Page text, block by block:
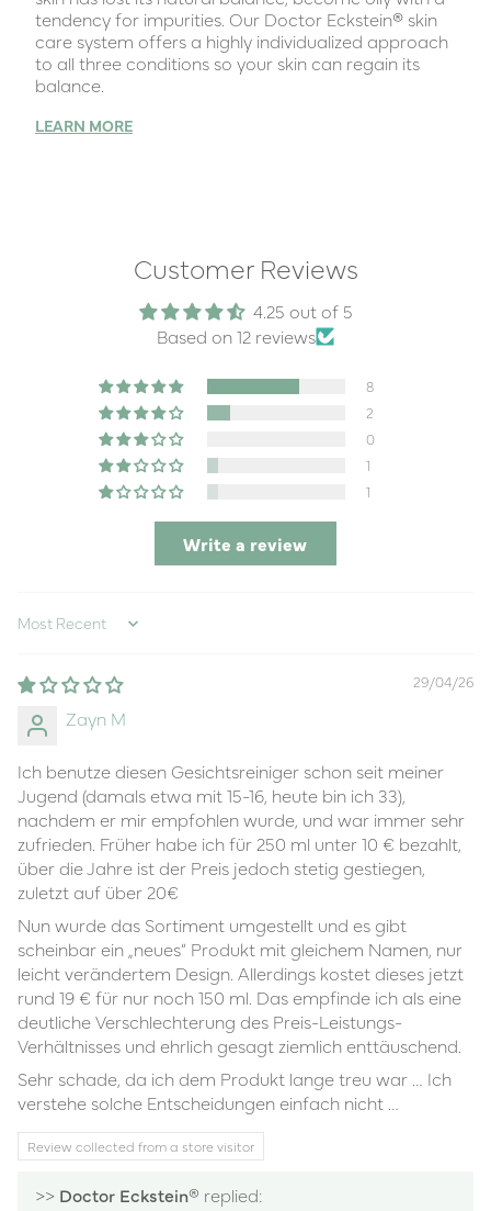
tendency for impurities. Our Doctor Eckstein® skin
care system offers a highly individualized approach
to all three conditions so your skin can regain its
balance.
LEARN MORE
Customer Reviews
4.25 out of 5
Based on 12 reviews
8
2
0
1
1
Write a review
Sort by
29/04/26
Zayn M
Ich benutze diesen Gesichtsreiniger schon seit meiner
Jugend (damals etwa mit 15-16, heute bin ich 33),
nachdem er mir empfohlen wurde, und war immer sehr
zufrieden. Früher habe ich für 250 ml unter 10 € bezahlt,
über die Jahre ist der Preis jedoch stetig gestiegen,
zuletzt auf über 20€
Nun wurde das Sortiment umgestellt und es gibt
scheinbar ein „neues“ Produkt mit gleichem Namen, nur
leicht verändertem Design. Allerdings kostet dieses jetzt
rund 19 € für nur noch 150 ml. Das empfinde ich als eine
deutliche Verschlechterung des Preis-Leistungs-
Verhältnisses und ehrlich gesagt ziemlich enttäuschend.
Sehr schade, da ich dem Produkt lange treu war … Ich
verstehe solche Entscheidungen einfach nicht …
Review collected from a store visitor
>> Doctor Eckstein® replied: